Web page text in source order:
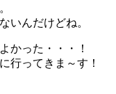
いんだけどね。
かった・・・！
行ってきま～す！